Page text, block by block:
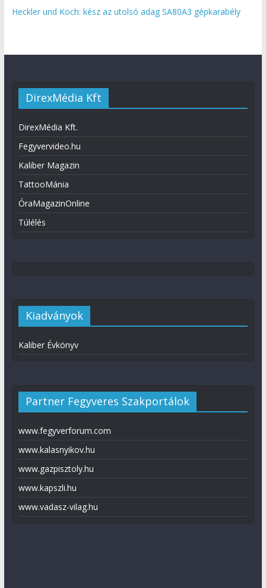
Heckler und Koch: kész az utolsó adag SA80A3 gépkarabély
DirexMédia Kft
DirexMédia Kft.
Fegyvervideo.hu
Kaliber Magazin
TattooMánia
ÓraMagazinOnline
Túlélés
Kiadványok
Kaliber Évkönyv
Partner Fegyveres Szakportálok
www.fegyverforum.com
www.kalasnyikov.hu
www.gazpisztoly.hu
www.kapszli.hu
www.vadasz-vilag.hu